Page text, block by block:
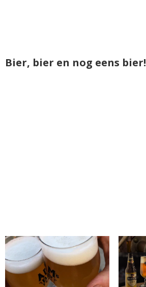
Bier, bier en nog eens bier!